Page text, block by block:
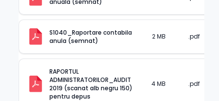
S1040_Raportare contabila
anula (semnat)
2 MB .pdf
RAPORTUL
ADMINISTRATORILOR_AUDIT
2019 (scanat alb negru 150)
pentru depus
4 MB .pdf